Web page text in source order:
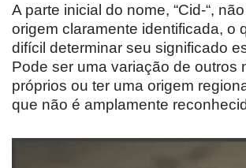
A parte inicial do nome, “Cid-“,
origem claramente identificada, o
difícil determinar seu significado
Pode ser uma variação de outros
próprios ou ter uma origem
que não é amplamente